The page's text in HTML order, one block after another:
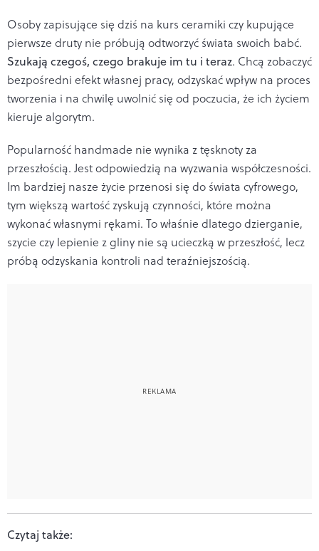
Osoby zapisujące się dziś na kurs ceramiki czy kupujące
pierwsze druty nie próbują odtworzyć świata swoich babć.
Szukają czegoś, czego brakuje im tu i teraz. Chcą zobaczyć
bezpośredni efekt własnej pracy, odzyskać wpływ na proces
tworzenia i na chwilę uwolnić się od poczucia, że ich życiem
kieruje algorytm.
Popularność handmade nie wynika z tęsknoty za
przeszłością. Jest odpowiedzią na wyzwania współczesności.
Im bardziej nasze życie przenosi się do świata cyfrowego,
tym większą wartość zyskują czynności, które można
wykonać własnymi rękami. To właśnie dlatego dzierganie,
szycie czy lepienie z gliny nie są ucieczką w przeszłość, lecz
próbą odzyskania kontroli nad teraźniejszością.
Czytaj także: